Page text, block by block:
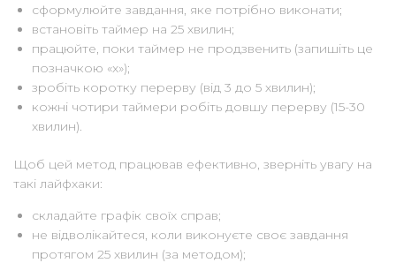
сформулюйте завдання, яке потрібно виконати;
встановіть таймер на 25 хвилин;
працюйте, поки таймер не продзвенить (запишіть це
позначкою «x»);
зробіть коротку перерву (від 3 до 5 хвилин);
кожні чотири таймери робіть довшу перерву (15-30
хвилин).
Щоб цей метод працював ефективно, зверніть увагу на
такі лайфхаки:
складайте графік своїх справ;
не відволікайтеся, коли виконуєте своє завдання
протягом 25 хвилин (за методом);